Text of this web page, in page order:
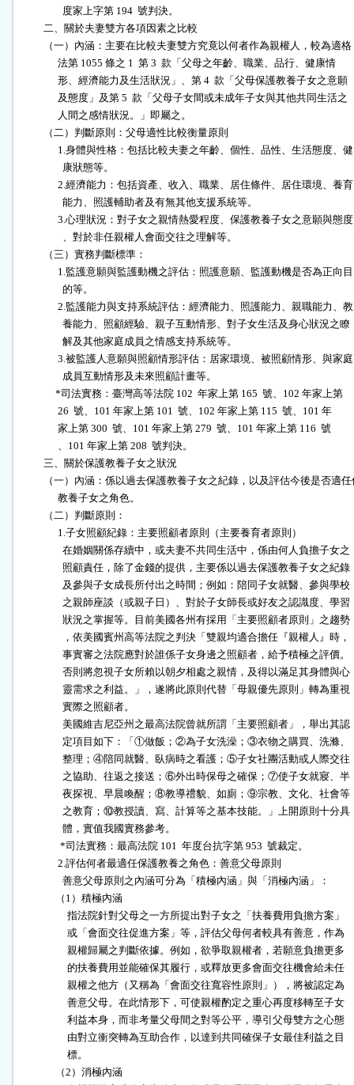
                  度家上字第 194  號判決。
          二、關於夫妻雙方各項因素之比較
（一）內涵：主要在比較夫妻雙方究竟以何者作為親權人，較為適
                法第 1055 條之 1  第 3  款「父母之年齡、職業、品行、健康情
                形、經濟能力及生活狀況」、第 4  款「父母保護教養子女之意願
                及態度」及第 5  款「父母子女間或未成年子女與其他共同生活之
                人間之感情狀況。」即屬之。
          （二）判斷原則：父母適性比較衡量原則
                1.身體與性格：包括比較夫妻之年齡、個性、品性、生活態度、健
                  康狀態等。
                2.經濟能力：包括資產、收入、職業、居住條件、居住環境、養育
                  能力、照護輔助者及有無其他支援系統等。
                3.心理狀況：對子女之親情熱愛程度、保護教養子女之意願與態度
                  、對於非任親權人會面交往之理解等。
          （三）實務判斷標準：
                1.監護意願與監護動機之評估：照護意願、監護動機是否為正向目
                  的等。
                2.監護能力與支持系統評估：經濟能力、照護能力、親職能力、教
                  養能力、照顧經驗、親子互動情形、對子女生活及身心狀況之瞭
                  解及其他家庭成員之情感支持系統等。
                3.被監護人意願與照顧情形評估：居家環境、被照顧情形、與家庭
                  成員互動情形及未來照顧計畫等。
               *司法實務：臺灣高等法院 102  年家上第 165  號、102 年家上第
                26  號、101 年家上第 101  號、102 年家上第 115  號、101 年
                家上第 300  號、101 年家上第 279  號、101 年家上第 116  號
                、101 年家上第 208  號判決。
          三、關於保護教養子女之狀況
（一）內涵：係以過去保護教養子女之紀錄，以及評估今後是否適
                教養子女之角色。
          （二）判斷原則：
                1.子女照顧紀錄：主要照顧者原則（主要養育者原則）
                  在婚姻關係存續中，或夫妻不共同生活中，係由何人負擔子女之
                  照顧責任，除了金錢的提供，主要係以過去保護教養子女之紀錄
                  及參與子女成長所付出之時間；例如：陪同子女就醫、參與學校
                  之親師座談（或親子日）、對於子女師長或好友之認識度、學習
                  狀況之掌握等。目前美國各州有採用「主要照顧者原則」之趨勢
                  ，依美國賓州高等法院之判決「雙親均適合擔任『親權人』時，
                  事實審之法院應對於誰係子女身邊之照顧者，給予積極之評價。
                  否則將忽視子女所賴以朝夕相處之親情，及得以滿足其身體與心
                  靈需求之利益。」，遂將此原則代替「母親優先原則」轉為重視
                  實際之照顧者。
                  美國維吉尼亞州之最高法院曾就所謂「主要照顧者」，舉出其認
                  定項目如下：「①做飯；②為子女洗澡；③衣物之購買、洗滌、
                  整理；④陪同就醫、臥病時之看護；⑤子女社團活動或人際交往
                  之協助、往返之接送；⑥外出時保母之確保；⑦使子女就寢、半
                  夜探視、早晨喚醒；⑧教導禮貌、如廁；⑨宗教、文化、社會等
                  之教育；⑩教授讀、寫、計算等之基本技能。」上開原則十分具
                  體，實值我國實務參考。
                 *司法實務：最高法院 101  年度台抗字第 953  號裁定。
                2.評估何者最適任保護教養之角色：善意父母原則
                  善意父母原則之內涵可分為「積極內涵」與「消極內涵」：
               （1）積極內涵
                    指法院針對父母之一方所提出對子女之「扶養費用負擔方案」
                    或「會面交往促進方案」等，評估父母何者較具有善意，作為
                    親權歸屬之判斷依據。例如，欲爭取親權者，若願意負擔更多
                    的扶養費用並能確保其履行，或釋放更多會面交往機會給未任
                    親權之他方（又稱為「會面交往寬容性原則」），將被認定為
                    善意父母。在此情形下，可使親權酌定之重心再度移轉至子女
                    利益本身，而非考量父母間之對等公平，導引父母雙方之心態
                    由對立衝突轉為互助合作，以達到共同確保子女最佳利益之目
                    標。
               （2）消極內涵